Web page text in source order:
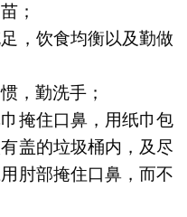
；
，饮食均衡以及勤做
，勤洗手；
掩住口鼻，用纸巾包
盖的垃圾桶内，及尽
肘部掩住口鼻，而不